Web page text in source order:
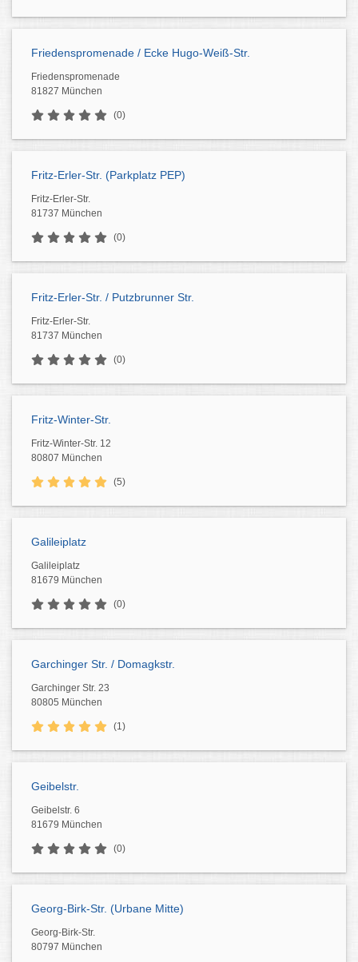
Friedenspromenade / Ecke Hugo-Weiß-Str.
Friedenspromenade
81827 München
(0)
Fritz-Erler-Str. (Parkplatz PEP)
Fritz-Erler-Str.
81737 München
(0)
Fritz-Erler-Str. / Putzbrunner Str.
Fritz-Erler-Str.
81737 München
(0)
Fritz-Winter-Str.
Fritz-Winter-Str. 12
80807 München
(5)
Galileiplatz
Galileiplatz
81679 München
(0)
Garchinger Str. / Domagkstr.
Garchinger Str. 23
80805 München
(1)
Geibelstr.
Geibelstr. 6
81679 München
(0)
Georg-Birk-Str. (Urbane Mitte)
Georg-Birk-Str.
80797 München